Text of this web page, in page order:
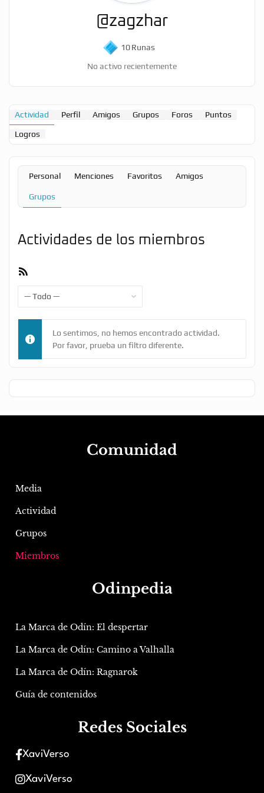
@zagzhar
10Runas
No activo recientemente
Actividad Perfil Amigos Grupos Foros Puntos
Logros
Personal Menciones Favoritos Amigos
Grupos
Actividades de los miembros
Lo sentimos, no hemos encontrado actividad.
Por favor, prueba un filtro diferente.
Comunidad
Media
Actividad
Grupos
Miembros
Odinpedia
La Marca de Odín: El despertar
La Marca de Odín: Camino a Valhalla
La Marca de Odín: Ragnarok
Guía de contenidos
Redes Sociales
XaviVerso
XaviVerso